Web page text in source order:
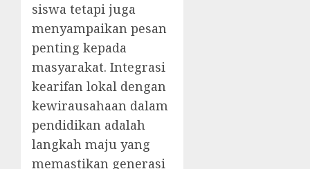
siswa tetapi juga
menyampaikan pesan
penting kepada
masyarakat. Integrasi
kearifan lokal dengan
kewirausahaan dalam
pendidikan adalah
langkah maju yang
memastikan generasi